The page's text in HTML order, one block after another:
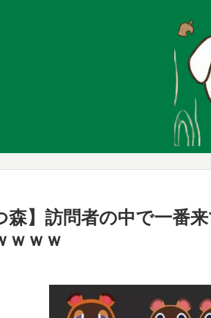
森】訪問者の中で一番
ｗｗｗ